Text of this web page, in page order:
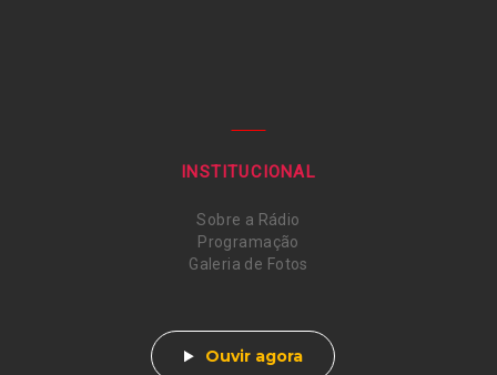
INSTITUCIONAL
Sobre a Rádio
Programação
Galeria de Fotos
Ouvir agora